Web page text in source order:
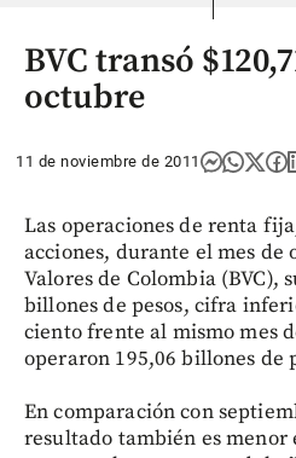
BVC transó
octubre
11 de noviembre de 2011
Las operaciones de renta
acciones, durante el mes de
Valores de Colombia (BVC),
billones de pesos, cifra
ciento frente al mismo mes
operaron 195,06 billones de
En comparación con
resultado también es menor